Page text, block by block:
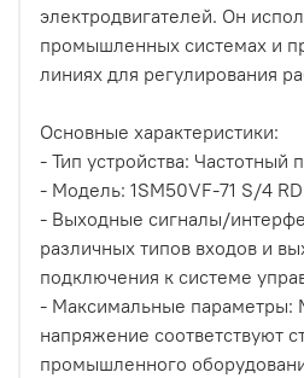
электродвигателей. Он
промышленных системах и
линиях для регулирования
Основные характеристики:
- Тип устройства: Частотный
- Модель: 1SM50VF-71 S/4
- Выходные сигналы/
различных типов входов и
подключения к системе
- Максимальные параметры:
напряжение соответствуют
промышленного